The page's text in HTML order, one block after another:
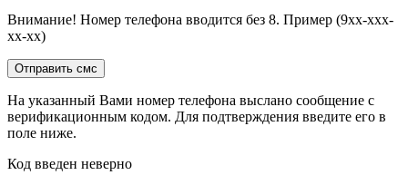
Внимание! Номер телефона вводится без 8. Пример (9хх-ххх-
хх-хх)
На указанный Вами номер телефона выслано сообщение с
верификационным кодом. Для подтверждения введите его в
поле ниже.
Код введен неверно